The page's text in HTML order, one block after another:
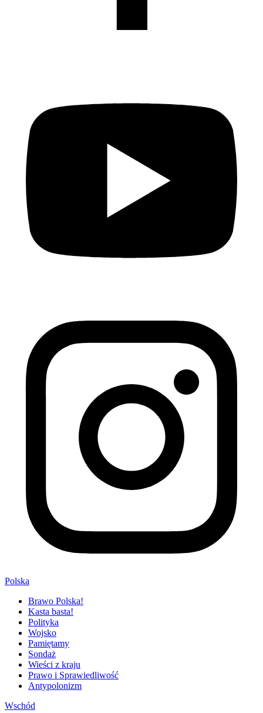
Polska
Brawo Polska!
Kasta basta!
Polityka
Wojsko
Pamiętamy
Sondaż
Wieści z kraju
Prawo i Sprawiedliwość
Antypolonizm
Wschód